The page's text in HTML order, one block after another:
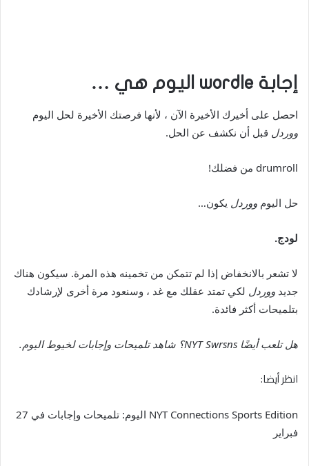
إجابة wordle اليوم هي …
احصل على أخيرك الأخيرة الآن ، لأنها فرصتك الأخيرة لحل اليوم
ووردل قبل أن نكشف عن الحل.
drumroll من فضلك!
حل اليوم ووردل يكون…
لودج.
لا تشعر بالانخفاض إذا لم تتمكن من تخمينه هذه المرة. سيكون هناك
جديد ووردل لكي تمتد عقلك مع غد ، وسنعود مرة أخرى لإرشادك
بتلميحات أكثر فائدة.
هل تلعب أيضًا NYT Swrsns؟ شاهد تلميحات وإجابات لخيوط اليوم .
انظر أيضا:
NYT Connections Sports Edition اليوم: تلميحات وإجابات في 27
فبراير